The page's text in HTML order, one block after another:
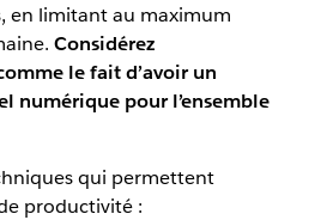
en limitant au maximum
Considérez
le fait d’avoir un
numérique pour l’ensemble
qui permettent
productivité :